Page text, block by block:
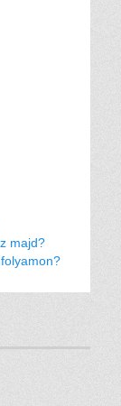
majd?